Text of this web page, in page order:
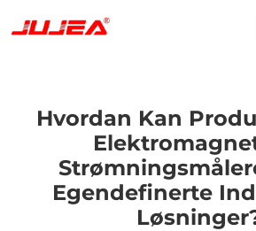
Hvordan Kan
Egendefinerte